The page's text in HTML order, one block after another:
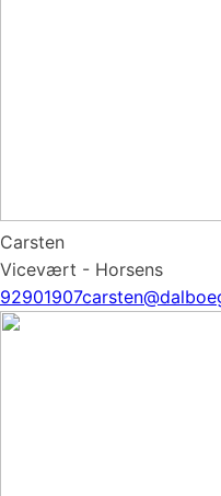
Carsten
Vicevært - Horsens
92901907